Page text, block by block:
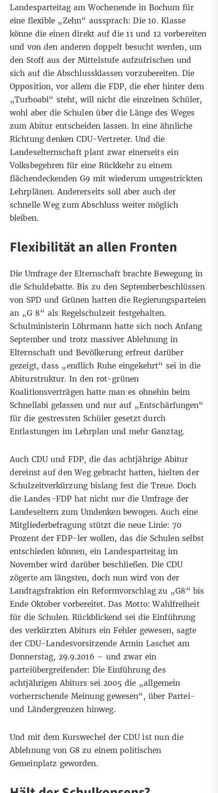
Landesparteitag am Wochenende in Bochum für
eine flexible „Zehn“ aussprach: Die 10. Klasse
könne die einen direkt auf die 11 und 12 vorbereiten
und von den anderen doppelt besucht werden, um
den Stoff aus der Mittelstufe aufzufrischen und
sich auf die Abschlussklassen vorzubereiten. Die
Opposition, vor allem die FDP, die eher hinter dem
„Turboabi“ steht, will nicht die einzelnen Schüler,
wohl aber die Schulen über die Länge des Weges
zum Abitur entscheiden lassen. In eine ähnliche
Richtung denken CDU-Vertreter. Und die
Landeselternschaftplant zwar einerseits ein
Volksbegehren für eine Rückkehr zu einem
flächendeckenden G9 mit wiederum umgestrickten
Lehrplänen. Andererseits soll aber auch der
schnelle Weg zum Abschluss weiter möglich
bleiben.
Flexibilität an allen Fronten
Die Umfrage der Elternschaft brachte Bewegung in
die Schuldebatte. Bis zu den Septemberbeschlüssen
von SPD und Grünen hatten die Regierungsparteien
an „G 8“ als Regelschulzeit festgehalten.
Schulministerin Löhrmann hatte sich noch Anfang
September und trotz massiver Ablehnung in
Elternschaft und Bevölkerung erfreut darüber
gezeigt, dass „endlich Ruhe eingekehrt“ sei in die
Abiturstruktur. In den rot-grünen
Koalitionsverträgen hatte man es ohnehin beim
Schnellabi gelassen und nur auf „Entschärfungen“
für die gestressten Schüler gesetzt durch
Entlastungen im Lehrplan und mehr Ganztag.
Auch CDU und FDP, die das achtjährige Abitur
dereinst auf den Weg gebracht hatten, hielten der
Schulzeitverkürzung bislang fest die Treue. Doch
die Landes-FDP hat nicht nur die Umfrage der
Landeseltern zum Umdenken bewogen. Auch eine
Mitgliederbefragung stützt die neue Linie: 70
Prozent der FDP-ler wollen, das die Schulen selbst
entschieden können, ein Landesparteitag im
November wird darüber beschließen. Die CDU
zögerte am längsten, doch nun wird von der
Landtagsfraktion ein Reformvorschlag zu „G8“ bis
Ende Oktober vorbereitet. Das Motto: Wahlfreiheit
für die Schulen. Rückblickend sei die Einführung
des verkürzten Abiturs ein Fehler gewesen, sagte
der CDU-Landesvorsitzende Armin Laschet am
Donnerstag, 29.9.2016 – und zwar ein
parteiübergreifender: Die Einführung des
achtjährigen Abiturs sei 2005 die „allgemein
vorherrschende Meinung gewesen“, über Partei-
und Ländergrenzen hinweg.
Und mit dem Kurswechel der CDU ist nun die
Ablehnung von G8 zu einem politischen
Gemeinplatz geworden.